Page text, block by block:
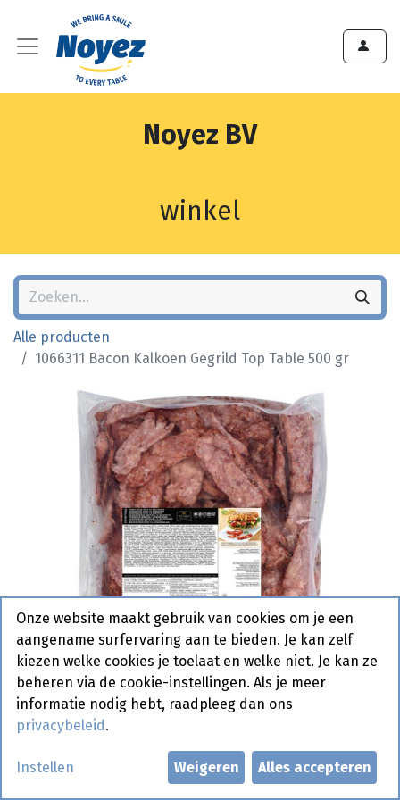
Noyez BV
winkel
Alle producten
1066311 Bacon Kalkoen Gegrild Top Table 500 gr
1066311 Bacon Kalkoen Gegrild
Onze website maakt gebruik van cookies om je een
aangename surfervaring aan te bieden. Je kan zelf
kiezen welke cookies je toelaat en welke niet. Je kan ze
beheren via de cookie-instellingen. Als je meer
informatie nodig hebt, raadpleeg dan ons
privacybeleid .
Instellen Weigeren Alles accepteren